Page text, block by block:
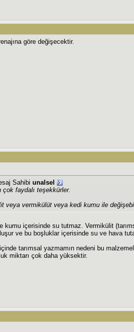
göre değişecektir.
Sahibi unalsel
çok faydalı teşekkürler.
veya vermikülüt veya kedi kumu ile
kumu içerisinde su tutmaz. Vermikülit
ve bu boşluklar içerisinde su ve hava
tarımsal yazmamın nedeni bu
miktarı çok daha yüksektir.